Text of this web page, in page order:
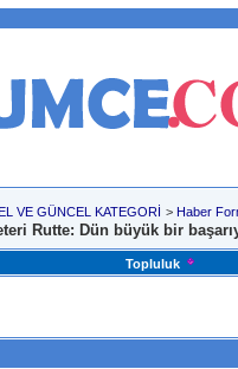
VE GÜNCEL KATEGORİ > Haber
Rutte: Dün büyük bir
Topluluk